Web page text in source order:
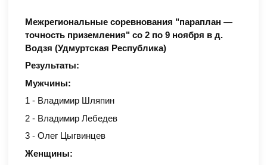
Межрегиональные соревнования "параплан —
точность приземления" со 2 по 9 ноября в д.
Водзя (Удмуртская Республика)
Результаты:
Мужчины:
1 - Владимир Шляпин
2 - Владимир Лебедев
3 - Олег Цыгвинцев
Женщины: